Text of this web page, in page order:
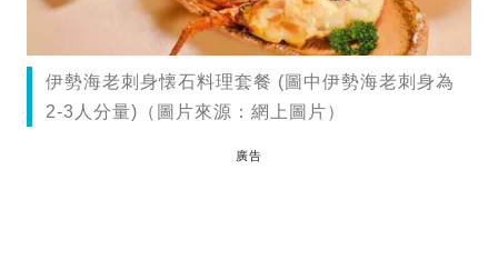
伊勢海老刺身懐石料理套餐 (圖中伊勢海老刺身為
2-3人分量)（圖片來源：網上圖片）
廣告